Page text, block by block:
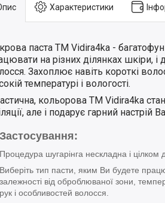
Характеристики
паста ТМ Vidira4ka -
на різних ділянках шкіри,
Захоплює навіть короткі
температурі і вологості.
кольорова ТМ Vidira4ka
але і подарує гарний настрій
Застосування:
Процедура шугарінга нескладна і цілком
Виберіть тип пасти, яким Ви будете
залежності від оброблюваної зони,
рук і особливостей волосся.